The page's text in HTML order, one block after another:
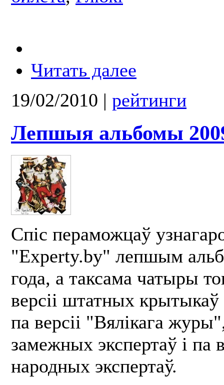
Читать далее
19/02/2010 | рейтинги
Лепшыя альбомы
Спіс пераможцаў
"Experty.by" лепшым
года, а таксама чатыры
версіі штатных
па версіі "Вялікага
замежных экспертаў і па
народных экспертаў.